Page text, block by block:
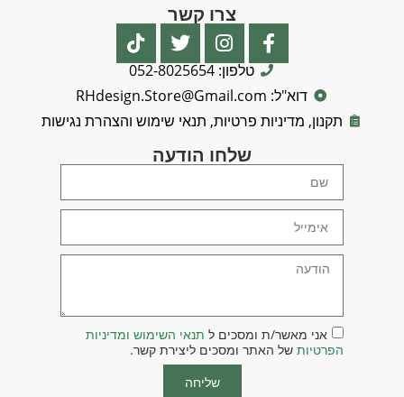
צרו קשר
טלפון: 052-8025654
דוא"ל: RHdesign.Store@Gmail.com
תקנון, מדיניות פרטיות, תנאי שימוש והצהרת נגישות
שלחו הודעה
אני מאשר/ת ומסכים ל תנאי השימוש ומדיניות
הפרטיות של האתר ומסכים ליצירת קשר.
שליחה